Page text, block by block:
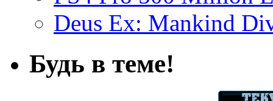
Deus Ex: Mankind
Будь в теме!